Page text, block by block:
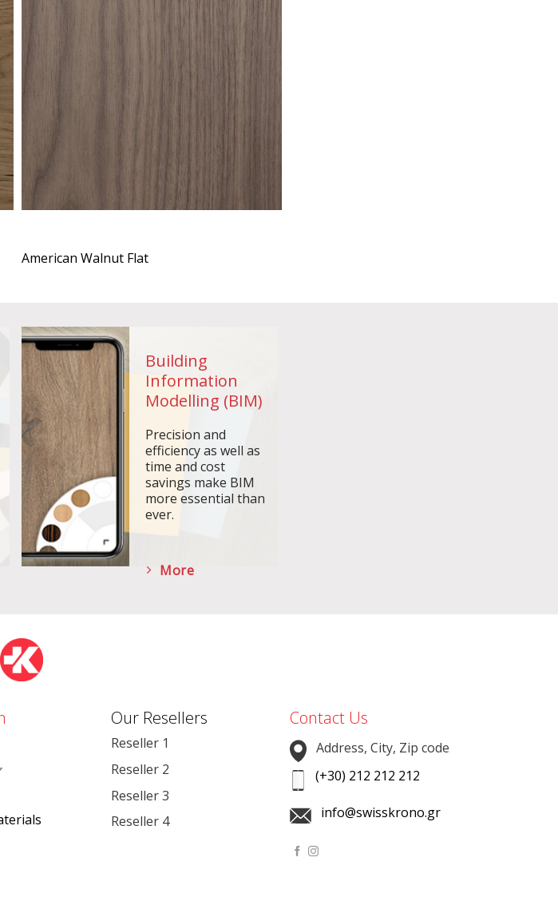
American Walnut Flat
Building
Information
Modelling (BIM)
Precision and
efficiency as well as
time and cost
savings make BIM
more essential than
ever.
More
Our Resellers
Reseller 1
Reseller 2
Reseller 3
Reseller 4
Contact Us
Address, City, Zip code
(+30) 212 212 212
info@swisskrono.gr